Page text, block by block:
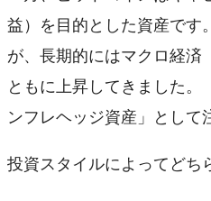
益）を目的とした資産です
が、長期的にはマクロ経済
ともに上昇してきました。
ンフレヘッジ資産」として
投資スタイルによってどち